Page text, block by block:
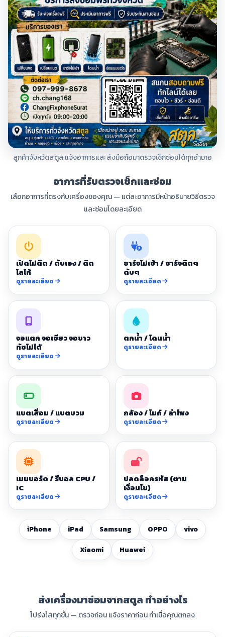
ลูกค้าจังหวัดสตูล แจ้งอาการและส่งมือถือมาตรวจเช็กซ่อมได้ทุกอำเภอ
อาการที่รับตรวจเช็กและซ่อม
เลือกอาการที่ตรงกับเครื่องของคุณ — แต่ละอาการมีหน้าอธิบายวิธีตรวจ
และซ่อมโดยละเอียด
เปิดไม่ติด / ดับเอง / ติด
โลโก้
ดูรายละเอียด
ชาร์จไม่เข้า / ชาร์จติดๆ
ดับๆ
ดูรายละเอียด
จอแตก จอเขียว จอขาว
ทัชไม่ได้
ดูรายละเอียด
ตกน้ำ / โดนน้ำ
ดูรายละเอียด
แบตเสื่อม / แบตบวม
ดูรายละเอียด
กล้อง / ไมค์ / ลำโพง
ดูรายละเอียด
เมนบอร์ด / รีบอล CPU /
IC
ดูรายละเอียด
ปลดล็อกรหัส (ตาม
เงื่อนไข)
ดูรายละเอียด
iPhone iPad Samsung OPPO vivo
Xiaomi Huawei
ส่งเครื่องมาซ่อมจากสตูล ทำอย่างไร
โปร่งใสทุกขั้น — ตรวจก่อน แจ้งราคาก่อน ทำเมื่อคุณตกลง